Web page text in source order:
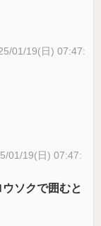
01/19(日) 07:47:
01/19(日) 07:47:
ソクで囲むと